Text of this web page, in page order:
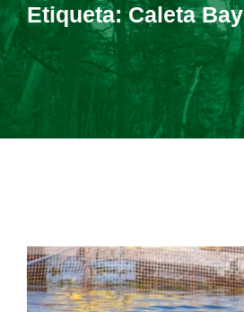
Etiqueta:Caleta Bay